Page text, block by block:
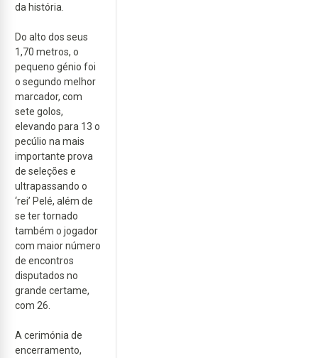
da história.
Do alto dos seus
1,70 metros, o
pequeno génio foi
o segundo melhor
marcador, com
sete golos,
elevando para 13 o
pecúlio na mais
importante prova
de seleções e
ultrapassando o
‘rei’ Pelé, além de
se ter tornado
também o jogador
com maior número
de encontros
disputados no
grande certame,
com 26.
A cerimónia de
encerramento,